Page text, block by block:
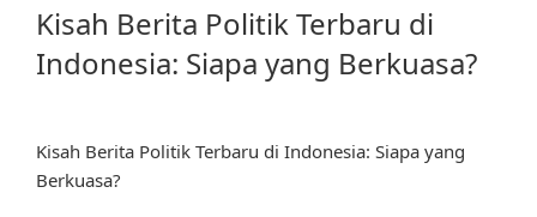
ON
Kisah Berita Politik Terbaru di
Indonesia: Siapa yang Berkuasa?
Kisah Berita Politik Terbaru di Indonesia: Siapa yang
Berkuasa?